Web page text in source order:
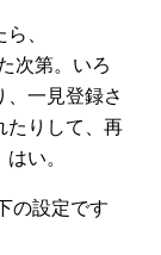
、
次第。いろ
一見登録さ
たりして、再
い。
の設定です